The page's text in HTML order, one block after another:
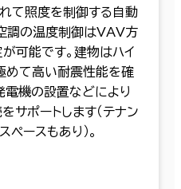
て照度を制御する自動
調の温度制御はVAV方
可能です。建物はハイ
めて高い耐震性能を確
電機の設置などにより
サポートします（テナン
ースもあり）。